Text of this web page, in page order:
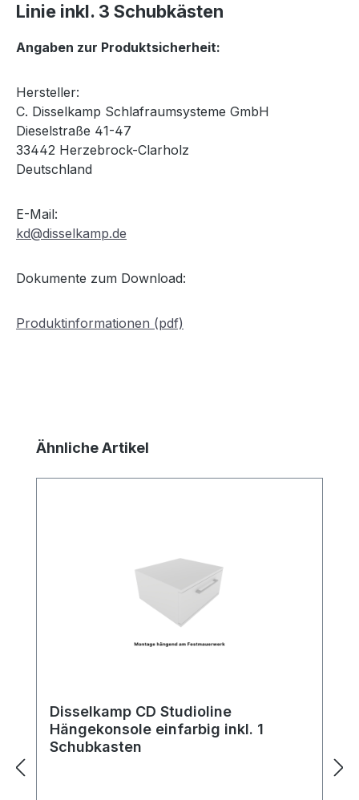
Linie inkl. 3 Schubkästen
Angaben zur Produktsicherheit:
Hersteller:
C. Disselkamp Schlafraumsysteme GmbH
Dieselstraße 41-47
33442 Herzebrock-Clarholz
Deutschland
E-Mail:
kd@disselkamp.de
Dokumente zum Download:
Produktinformationen (pdf)
Produktgalerie überspringen
Ähnliche Artikel
Disselkamp CD Studioline
Hängekonsole einfarbig inkl. 1
Schubkasten